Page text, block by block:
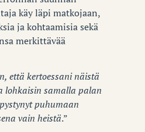
käy läpi matkojaan,
ja kohtaamisia sekä
merkittävää
että kertoessani näistä
lohkaisin samalla palan
puhumaan
vain heistä.”